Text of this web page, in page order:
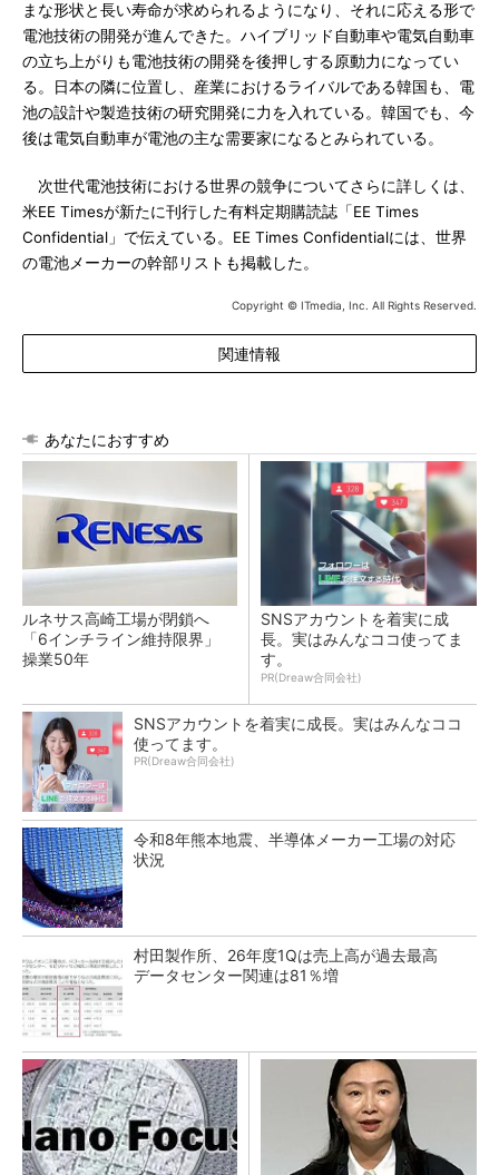
まな形状と長い寿命が求められるようになり、それに応える形で
電池技術の開発が進んできた。ハイブリッド自動車や電気自動車
の立ち上がりも電池技術の開発を後押しする原動力になってい
る。日本の隣に位置し、産業におけるライバルである韓国も、電
池の設計や製造技術の研究開発に力を入れている。韓国でも、今
後は電気自動車が電池の主な需要家になるとみられている。
次世代電池技術における世界の競争についてさらに詳しくは、
米EE Timesが新たに刊行した有料定期購読誌「EE Times
Confidential」で伝えている。EE Times Confidentialには、世界
の電池メーカーの幹部リストも掲載した。
Copyright © ITmedia, Inc. All Rights Reserved.
関連情報
あなたにおすすめ
ルネサス高崎工場が閉鎖へ
「6インチライン維持限界」
操業50年
SNSアカウントを着実に成
長。実はみんなココ使ってま
す。
PR(Dreaw合同会社)
SNSアカウントを着実に成長。実はみんなココ
使ってます。
PR(Dreaw合同会社)
令和8年熊本地震、半導体メーカー工場の対応
状況
村田製作所、26年度1Qは売上高が過去最高
データセンター関連は81％増